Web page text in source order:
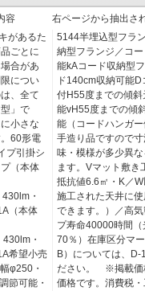
容
があるた
ごとに
合があ
につい
、全て
」で
小さな
60形電
プ引掛シ
（本体
・
（本体
・
希望小売
φ250・
節可能・
右ページから抽出さ
5144半埋込型フラ
納型フランジ／コ
能kAコード収納型
ド140cm収納可能
付H55度までの傾
能vH55度までの傾
能（コードハンガ
手造り品ですので
味・模様が多少異な
ます。Vマット敷き
抵抗値6.6㎡・K／
施工された天井に
できます。）／高
プ寿命40000時間（
70％）在庫区分マ
B）については、D-
ださい。 ※掲載価
価格です。消費税・